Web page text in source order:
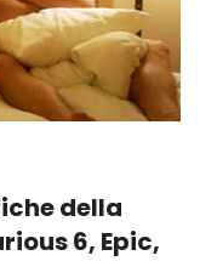
della
6, Epic,